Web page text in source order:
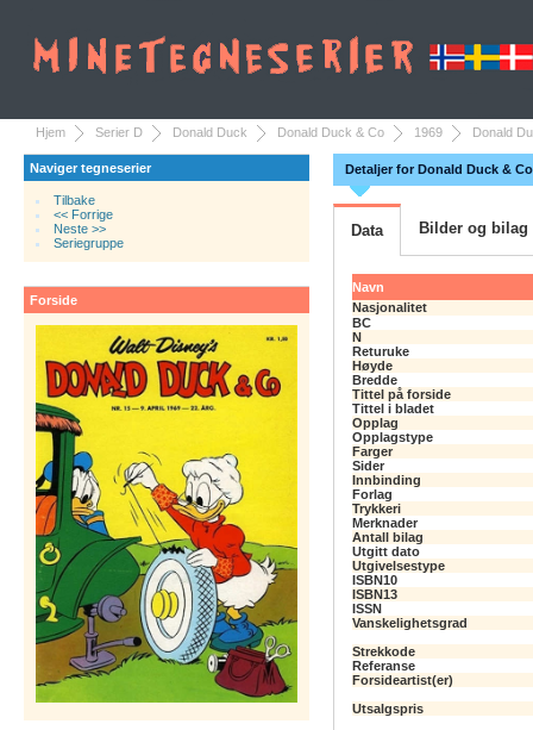
Hjem Serier D Donald Duck Donald Duck & Co 1969 Donald
Naviger tegneserier
Tilbake
<< Forrige
Neste >>
Seriegruppe
Forside
Detaljer for Donald Duck & Co
Data Bilder og bilag
Navn
Nasjonalitet
BC
N
Returuke
Høyde
Bredde
Tittel på forside
Tittel i bladet
Opplag
Opplagstype
Farger
Sider
Innbinding
Forlag
Trykkeri
Merknader
Antall bilag
Utgitt dato
Utgivelsestype
ISBN10
ISBN13
ISSN
Vanskelighetsgrad
Strekkode
Referanse
Forsideartist(er)
Utsalgspris